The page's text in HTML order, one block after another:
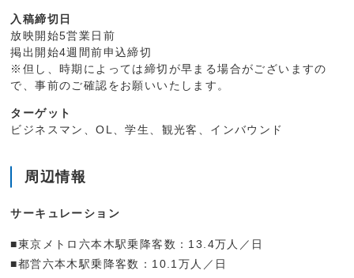
入稿締切日
放映開始5営業日前
掲出開始4週間前申込締切
※但し、時期によっては締切が早まる場合がございますの
で、事前のご確認をお願いいたします。
ターゲット
ビジネスマン、OL、学生、観光客、インバウンド
周辺情報
サーキュレーション
■東京メトロ六本木駅乗降客数：13.4万人／日
■都営六本木駅乗降客数：10.1万人／日